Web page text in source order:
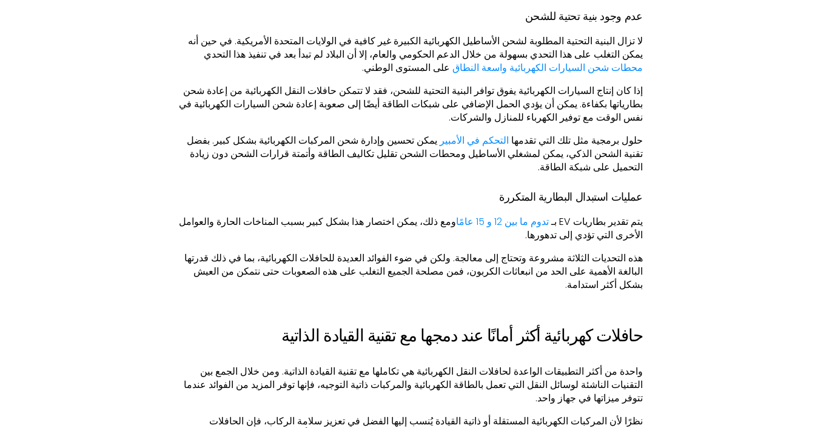
عدم وجود بنية تحتية للشحن
لا تزال البنية التحتية المطلوبة لشحن الأساطيل الكهربائية الكبيرة غير كافية في الولايات المتحدة الأمريكية. في حين أنه
يمكن التغلب على هذا التحدي بسهولة من خلال الدعم الحكومي والعام، إلا أن البلاد لم تبدأ بعد في تنفيذ هذا التحدي
محطات شحن السيارات الكهربائية واسعة النطاق على المستوى الوطني.
إذا كان إنتاج السيارات الكهربائية يفوق توافر البنية التحتية للشحن، فقد لا تتمكن حافلات النقل الكهربائية من إعادة شحن
بطارياتها بكفاءة. يمكن أن يؤدي الحمل الإضافي على شبكات الطاقة أيضًا إلى صعوبة إعادة شحن السيارات الكهربائية في
نفس الوقت مع توفير الكهرباء للمنازل والشركات.
حلول برمجية مثل تلك التي تقدمها التحكم في الأمبير يمكن تحسين وإدارة شحن المركبات الكهربائية بشكل كبير. بفضل
تقنية الشحن الذكي، يمكن لمشغلي الأساطيل ومحطات الشحن تقليل تكاليف الطاقة وأتمتة قرارات الشحن دون زيادة
التحميل على شبكة الطاقة.
عمليات استبدال البطارية المتكررة
يتم تقدير بطاريات EV بـ تدوم ما بين 12 و 15 عامًا
ومع ذلك، يمكن اختصار هذا بشكل كبير بسبب المناخات الحارة والعوامل
الأخرى التي تؤدي إلى تدهورها.
هذه التحديات الثلاثة مشروعة وتحتاج إلى معالجة. ولكن في ضوء الفوائد العديدة للحافلات الكهربائية، بما في ذلك قدرتها
البالغة الأهمية على الحد من انبعاثات الكربون، فمن مصلحة الجميع التغلب على هذه الصعوبات حتى نتمكن من العيش
بشكل أكثر استدامة.
حافلات كهربائية أكثر أمانًا عند دمجها مع تقنية القيادة الذاتية
واحدة من أكثر التطبيقات الواعدة لحافلات النقل الكهربائية هي تكاملها مع تقنية القيادة الذاتية. ومن خلال الجمع بين
التقنيات الناشئة لوسائل النقل التي تعمل بالطاقة الكهربائية والمركبات ذاتية التوجيه، فإنها توفر المزيد من الفوائد عندما
تتوفر ميزاتها في جهاز واحد.
نظرًا لأن المركبات الكهربائية المستقلة أو ذاتية القيادة يُنسب إليها الفضل في تعزيز سلامة الركاب، فإن الحافلات